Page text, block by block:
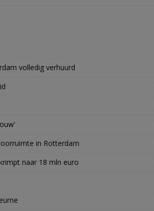
volledig verhuurd
in Rotterdam
naar 18 mln euro